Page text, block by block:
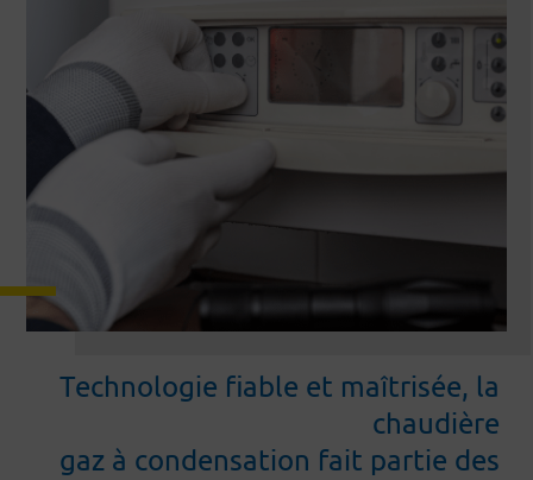
Technologie fiable et maîtrisée, la
chaudière
gaz à condensation fait partie des